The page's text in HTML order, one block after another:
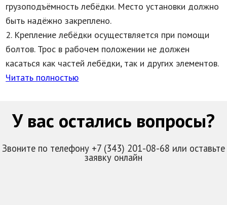
грузоподъёмность лебёдки. Место установки должно
быть надёжно закреплено.
2. Крепление лебёдки осуществляется при помощи
болтов. Трос в рабочем положении не должен
касаться как частей лебёдки, так и других элементов.
Читать полностью
У вас остались вопросы?
Звоните по телефону +7 (343) 201-08-68 или оставьте
заявку онлайн